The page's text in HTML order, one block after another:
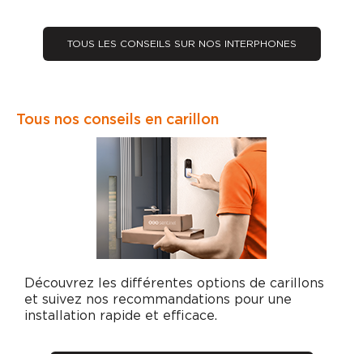
TOUS LES CONSEILS SUR NOS INTERPHONES
Tous nos conseils en carillon
Découvrez les différentes options de carillons
et suivez nos recommandations pour une
installation rapide et efficace.